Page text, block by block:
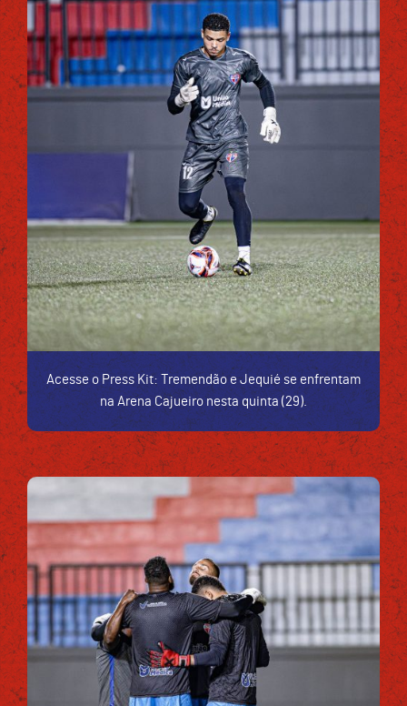
Acesse o Press Kit: Tremendão e Jequié se enfrentam
na Arena Cajueiro nesta quinta (29).